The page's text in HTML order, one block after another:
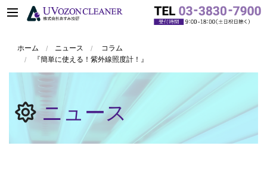
ホーム ニュース
コラム
『簡単に使える！紫外線照度計！』
ニュース